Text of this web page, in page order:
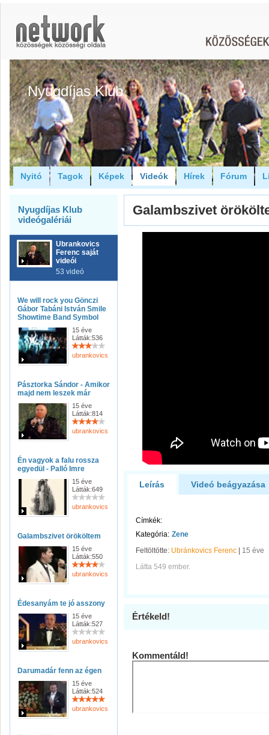
Nyugdíjas Klub
Nyitó Tagok Képek Videók Hírek Fórum
Nyugdíjas Klub
videógalériái
Ubrankovics
Ferenc saját
videói
53 videó
We will rock you Gönczi
Gábor Tabáni István Smile
Showtime Band Symbol
15 éve
Látták:536
ubrankovicsferenc
Pásztorka Sándor - Amikor
majd nem leszek már
15 éve
Látták:814
ubrankovicsferenc
Én vagyok a falu rossza
egyedül - Palló Imre
15 éve
Látták:649
ubrankovicsferenc
Galambszivet örököltem
15 éve
Látták:550
ubrankovicsferenc
Édesanyám te jó asszony
15 éve
Látták:527
ubrankovicsferenc
Darumadár fenn az égen
15 éve
Látták:524
ubrankovicsferenc
Galambszivet
Leírás Videó beágyazása
Címkék:
Kategória: Zene
Feltöltötte: Ubránkovics Ferenc
15 éve
Látta 549 ember.
Értékeld!
Kommentáld!